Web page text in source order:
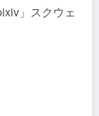
」スクウェ